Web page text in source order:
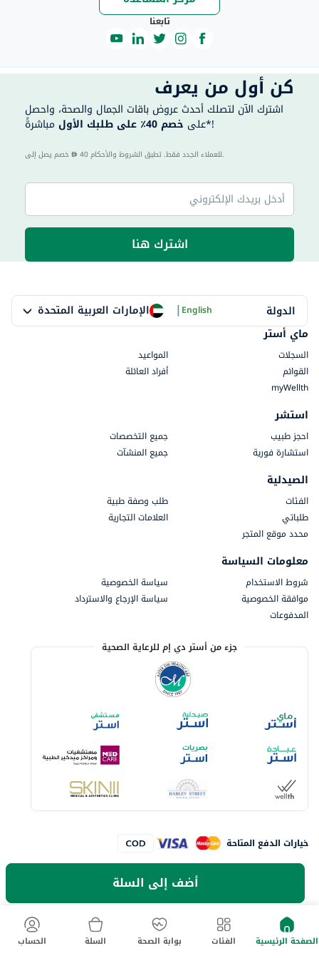
أضف إلى السلة
تابعنا
كن أول من يعرف
اشترك الآن لتصلك أحدث عروض باقات الجمال والصحة، واحصل
على خصم 40٪ على طلبك الأول مباشرةً*!
40 للعملاء الجدد فقط. تطبق الشروط والأحكام.
اشترك هنا
الدولة الإمارات العربية المتحدة |English
ماي أستر
السجلات
المواعيد
القوائم
أفراد العائلة
myWellth
استشر
احجز طبيب
جميع التخصصات
استشارة فورية
جميع المنشآت
الصيدلية
الفئات
طلب وصفة طبية
طلباتي
العلامات التجارية
محدد موقع المتجر
معلومات السياسة
شروط الاستخدام
سياسة الخصوصية
موافقة الخصوصية
سياسة الإرجاع والاسترداد
المدفوعات
جزء من أستر دي إم للرعاية الصحية
خيارات الدفع المتاحة
لا تفوت آخر العروض والخصومات
حمل تطبيق ماي أستر الآن
الصفحة الرئيسية الفئات بوابة الصحة السلة الحساب